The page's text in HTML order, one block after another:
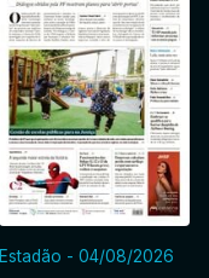
Estadão - 04/08/2026